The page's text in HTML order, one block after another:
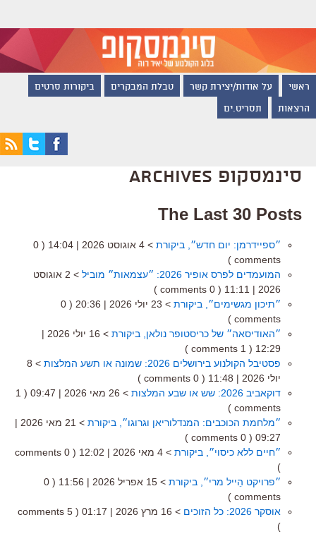
ראשי על אודות/יצירת קשר טבלת המבקרים ביקורות סרטים
הרצאות תסריט.ים
סינמסקופ Archives
The Last 30 Posts
״ספיידרמן: יום חדש״, ביקורת > 4 אוגוסט 2026 | 14:04
( 0
comments )
המועמדים לפרס אופיר 2026: ״עצמאות״ מוביל
> 2 אוגוסט
2026 | 11:11
( 0 comments )
״תיכון מגשימים״, ביקורת > 23 יולי 2026 | 20:36
( 0
comments )
״האודיסאה״ של כריסטופר נולאן, ביקורת
> 16 יולי 2026 |
12:29
( 1 comments )
פסטיבל הקולנוע בירושלים 2026: שמונה או תשע המלצות
> 8
יולי 2026 | 11:48
( 0 comments )
דוקאביב 2026: שש או שבע המלצות
> 26 מאי 2026 | 09:47
( 1
comments )
״מלחמת הכוכבים: המנדלוריאן וגרוגו״, ביקורת
> 21 מאי 2026 |
09:27
( 0 comments )
״חיים ללא כיסוי״, ביקורת > 4 מאי 2026 | 12:02
( 0 comments
)
״פרויקט הֵייל מרי״, ביקורת > 15 אפריל 2026 | 11:56
( 0
comments )
אוסקר 2026: כל הזוכים
> 16 מרץ 2026 | 01:17
( 5 comments
)